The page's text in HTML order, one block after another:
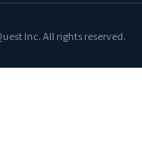
Inc. All rights reserved.